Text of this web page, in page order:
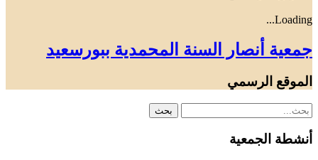
Loading...
جمعية أنصار السنة المحمدية ببورسعيد
الموقع الرسمي
أنشطة الجمعية